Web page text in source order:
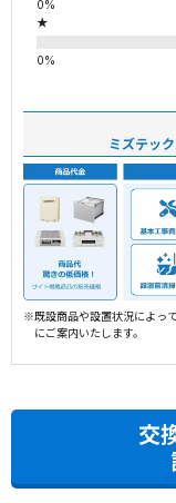
★
ミズテック
※既設商品や設置状況によっ
にご案内いたします。
交